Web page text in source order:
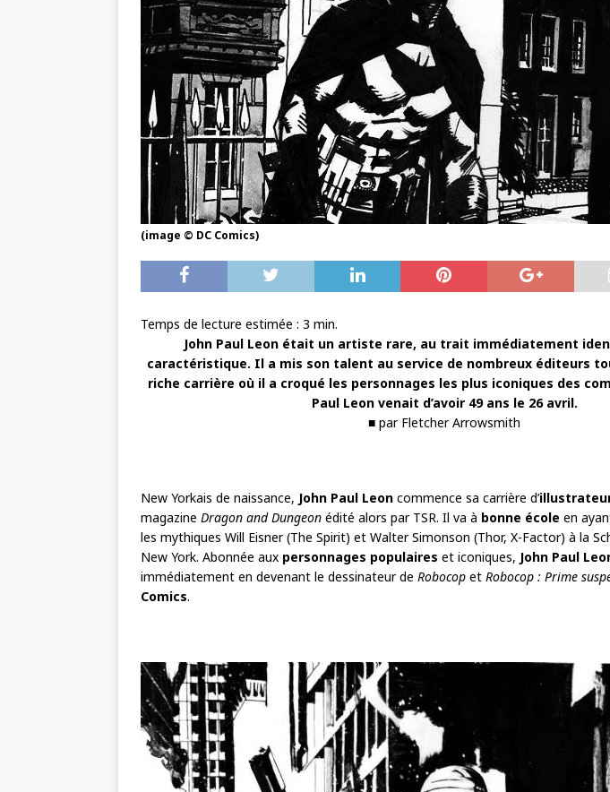
(image © DC Comics)
Temps de lecture estimée : 3 min.
John Paul Leon était un artiste rare, au trait immédiatement
caractéristique. Il a mis son talent au service de nombreux éditeurs
riche carrière où il a croqué les personnages les plus iconiques des
Paul Leon venait d’avoir 49 ans le 26 avril.
■ par Fletcher Arrowsmith
New Yorkais de naissance, John Paul Leon commence sa carrière d’
magazine Dragon and Dungeon édité alors par TSR. Il va à bonne école en
les mythiques Will Eisner (The Spirit) et Walter Simonson (Thor, X-Factor) à la
New York. Abonnée aux personnages populaires et iconiques, John Paul
immédiatement en devenant le dessinateur de Robocop et Robocop : Prime
Comics.